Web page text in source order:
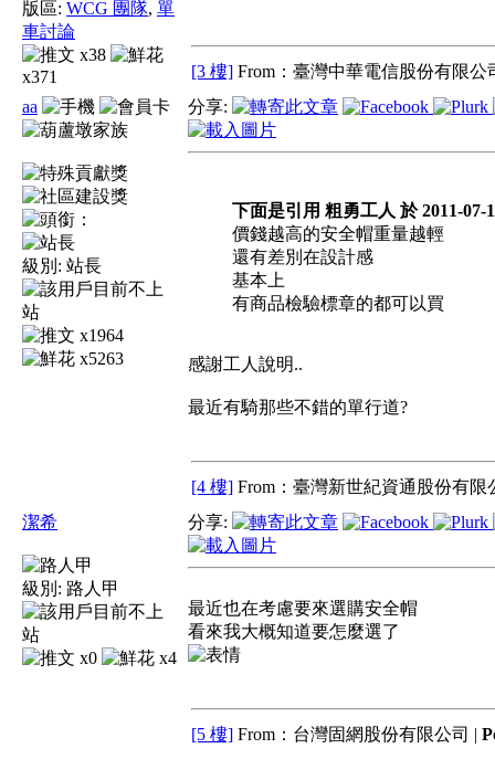
版區: WCG 團隊, 單
車討論
x38
x371
[3 樓] From：臺灣中華電信股份有限公
aa
級別: 站長
x1964
x5263
分享:
下面是引用 粗勇工人 於 2011-07-
價錢越高的安全帽重量越輕
還有差別在設計感
基本上
有商品檢驗標章的都可以買
感謝工人說明..
最近有騎那些不錯的單行道?
[4 樓] From：臺灣新世紀資通股份有限
潔希
級別: 路人甲
x0 x4
分享:
最近也在考慮要來選購安全帽
看來我大概知道要怎麼選了
[5 樓] From：台灣固網股份有限公司 |